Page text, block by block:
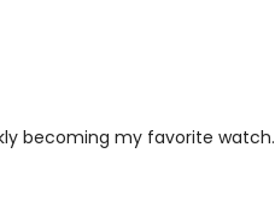
becoming my favorite watch.